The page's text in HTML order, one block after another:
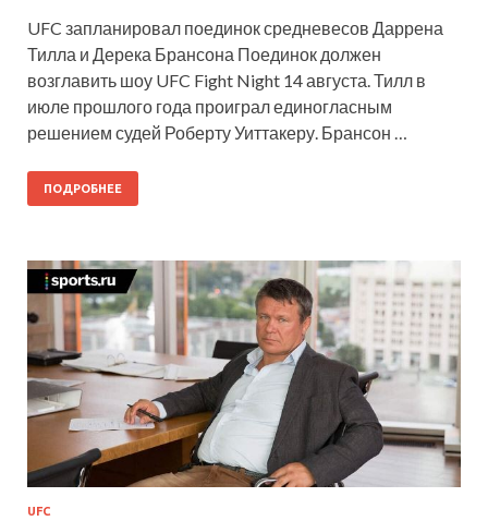
UFC запланировал поединок средневесов Даррена
Тилла и Дерека Брансона Поединок должен
возглавить шоу UFC Fight Night 14 августа. Тилл в
июле прошлого года проиграл единогласным
решением судей Роберту Уиттакеру. Брансон …
ПОДРОБНЕЕ
UFC